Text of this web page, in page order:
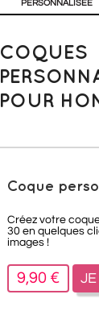
PERSONNALISÉE
COQUES
POUR
Coque
Créez votre
30 en quelques
images !
9,90 € JE